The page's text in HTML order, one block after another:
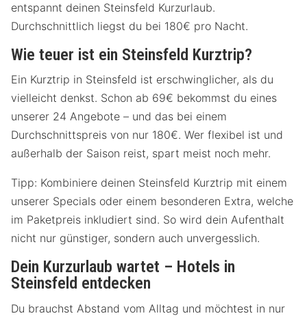
entspannt deinen Steinsfeld Kurzurlaub.
Durchschnittlich liegst du bei 180€ pro Nacht.
Wie teuer ist ein Steinsfeld Kurztrip?
Ein Kurztrip in Steinsfeld ist erschwinglicher, als du
vielleicht denkst. Schon ab 69€ bekommst du eines
unserer 24 Angebote – und das bei einem
Durchschnittspreis von nur 180€. Wer flexibel ist und
außerhalb der Saison reist, spart meist noch mehr.
Tipp: Kombiniere deinen Steinsfeld Kurztrip mit einem
unserer Specials oder einem besonderen Extra, welche
im Paketpreis inkludiert sind. So wird dein Aufenthalt
nicht nur günstiger, sondern auch unvergesslich.
Dein Kurzurlaub wartet – Hotels in
Steinsfeld entdecken
Du brauchst Abstand vom Alltag und möchtest in nur